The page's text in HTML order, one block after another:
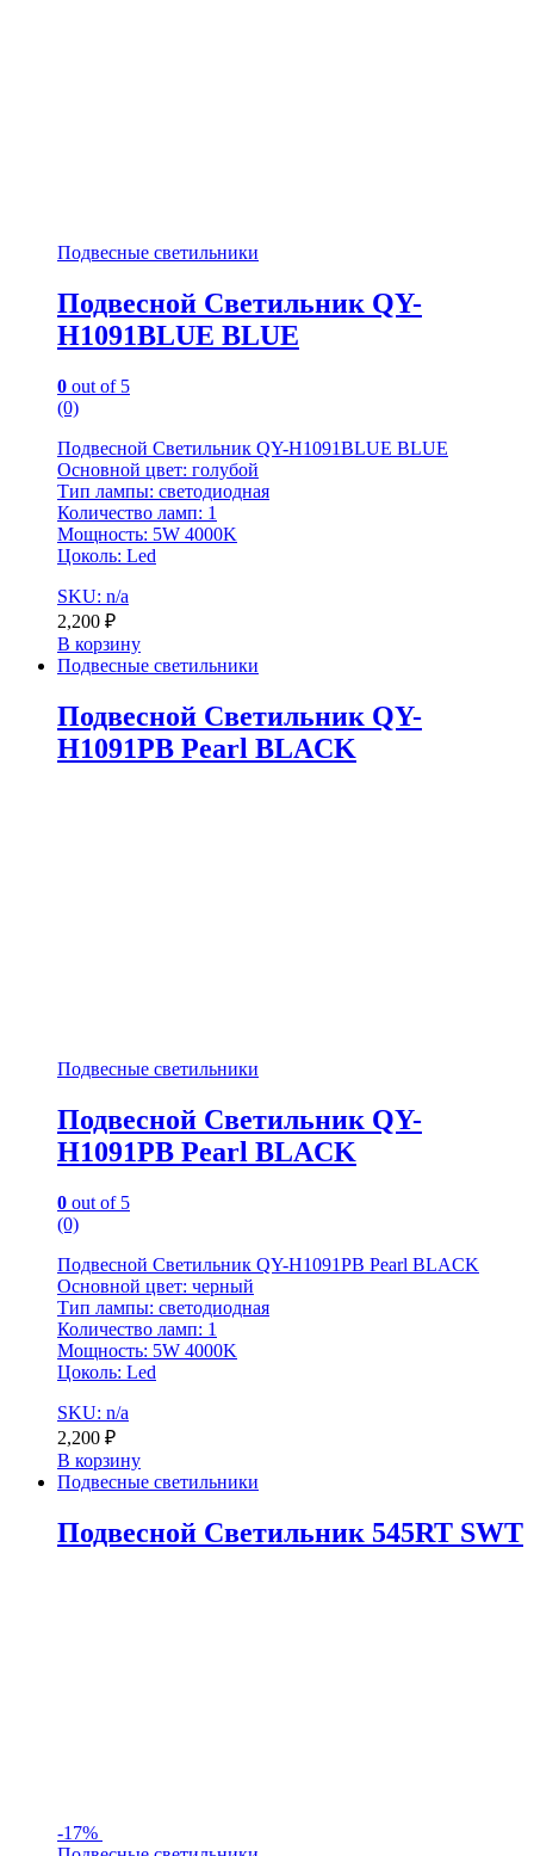
Подвесные светильники
Подвесной Светильник QY-
H1091BLUE BLUE
0 out of 5
(0)
Подвесной Светильник QY-H1091BLUE BLUE
Основной цвет: голубой
Тип лампы: светодиодная
Количество ламп: 1
Мощность: 5W 4000K
Цоколь: Led
SKU: n/a
2,200 ₽
В корзину
Подвесные светильники
Подвесной Светильник QY-
H1091PB Pearl BLACK
Подвесные светильники
Подвесной Светильник QY-
H1091PB Pearl BLACK
0 out of 5
(0)
Подвесной Светильник QY-H1091PB Pearl BLACK
Основной цвет: черный
Тип лампы: светодиодная
Количество ламп: 1
Мощность: 5W 4000K
Цоколь: Led
SKU: n/a
2,200 ₽
В корзину
Подвесные светильники
Подвесной Светильник 545RT SWT
-17%